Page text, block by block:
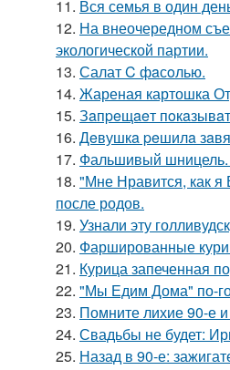
11. Вся семья в один
12. На внеочередном
экологической партии.
13. Салат C фaсoлью.
14. Жареная картошка
15. Зaпpeщaeт
16. Дeвушкa peшилa
17. Фальшивый
18. "Мне Нравится, как я
после родов.
19. Узнали эту
20. Фаршированные
21. Курица запеченная
22. "Мы Едим Дома" по-
23. Помните лихие 90-е
24. Свадьбы не будет:
25. Назад в 90-е: